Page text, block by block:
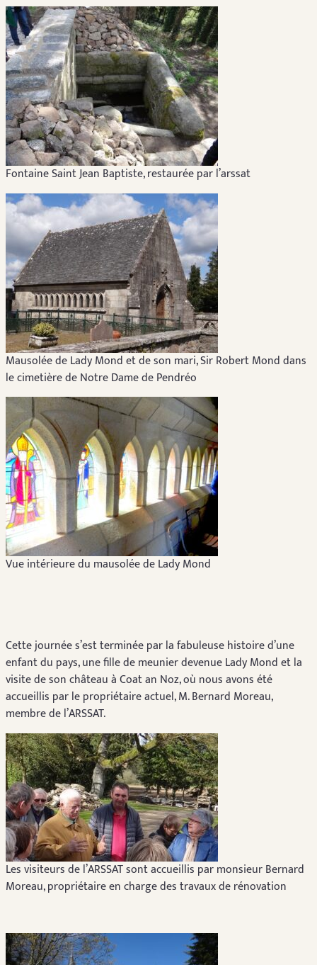
Fontaine Saint Jean Baptiste, restaurée par l’arssat
Mausolée de Lady Mond et de son mari, Sir Robert Mond dans
le cimetière de Notre Dame de Pendréo
Vue intérieure du mausolée de Lady Mond
Cette journée s’est terminée par la fabuleuse histoire d’une
enfant du pays, une fille de meunier devenue Lady Mond et la
visite de son château à Coat an Noz, où nous avons été
accueillis par le propriétaire actuel, M. Bernard Moreau,
membre de l’ARSSAT.
Les visiteurs de l’ARSSAT sont accueillis par monsieur Bernard
Moreau, propriétaire en charge des travaux de rénovation